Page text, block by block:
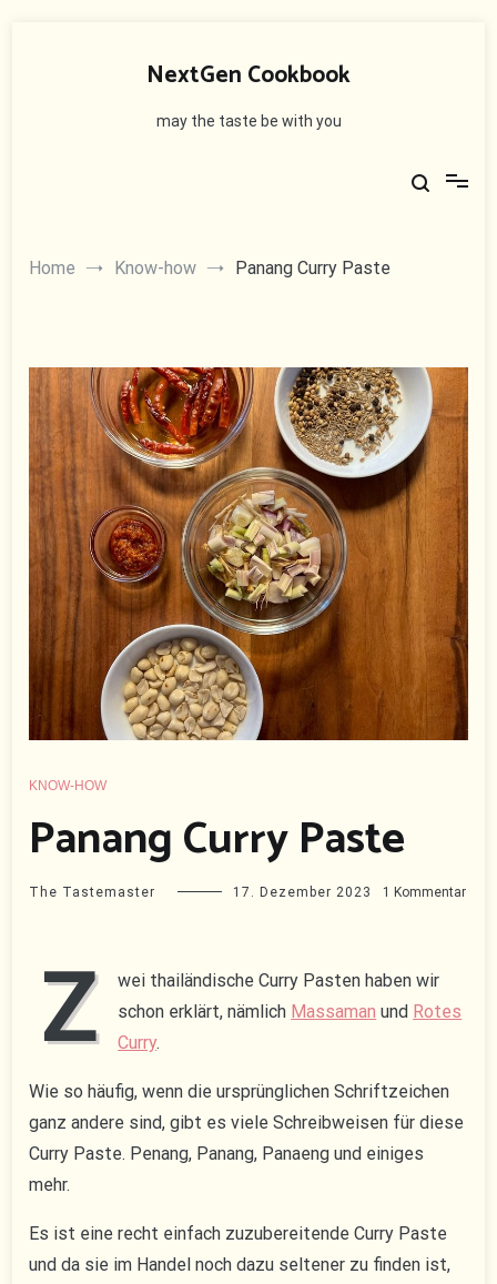
NextGen Cookbook
may the taste be with you
Home Know-how Panang Curry Paste
KNOW-HOW
Panang Curry Paste
The Tastemaster 17. Dezember 2023 1 Kommentarzu
Z
wei thailändische Curry Pasten haben wir
schon erklärt, nämlich Massaman und Rotes
Curry.
Wie so häufig, wenn die ursprünglichen Schriftzeichen
ganz andere sind, gibt es viele Schreibweisen für diese
Curry Paste. Penang, Panang, Panaeng und einiges
mehr.
Es ist eine recht einfach zuzubereitende Curry Paste
und da sie im Handel noch dazu seltener zu finden ist,